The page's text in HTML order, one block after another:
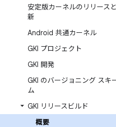
安定版カーネルのリリース
新
Android 共通カーネル
GKI プロジェクト
GKI 開発
GKI のバージョニング スキ
ム
GKI リリースビルド
概要